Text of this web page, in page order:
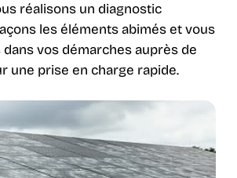
réalisons un diagnostic
les éléments abimés et vous
vos démarches auprès de
une prise en charge rapide.